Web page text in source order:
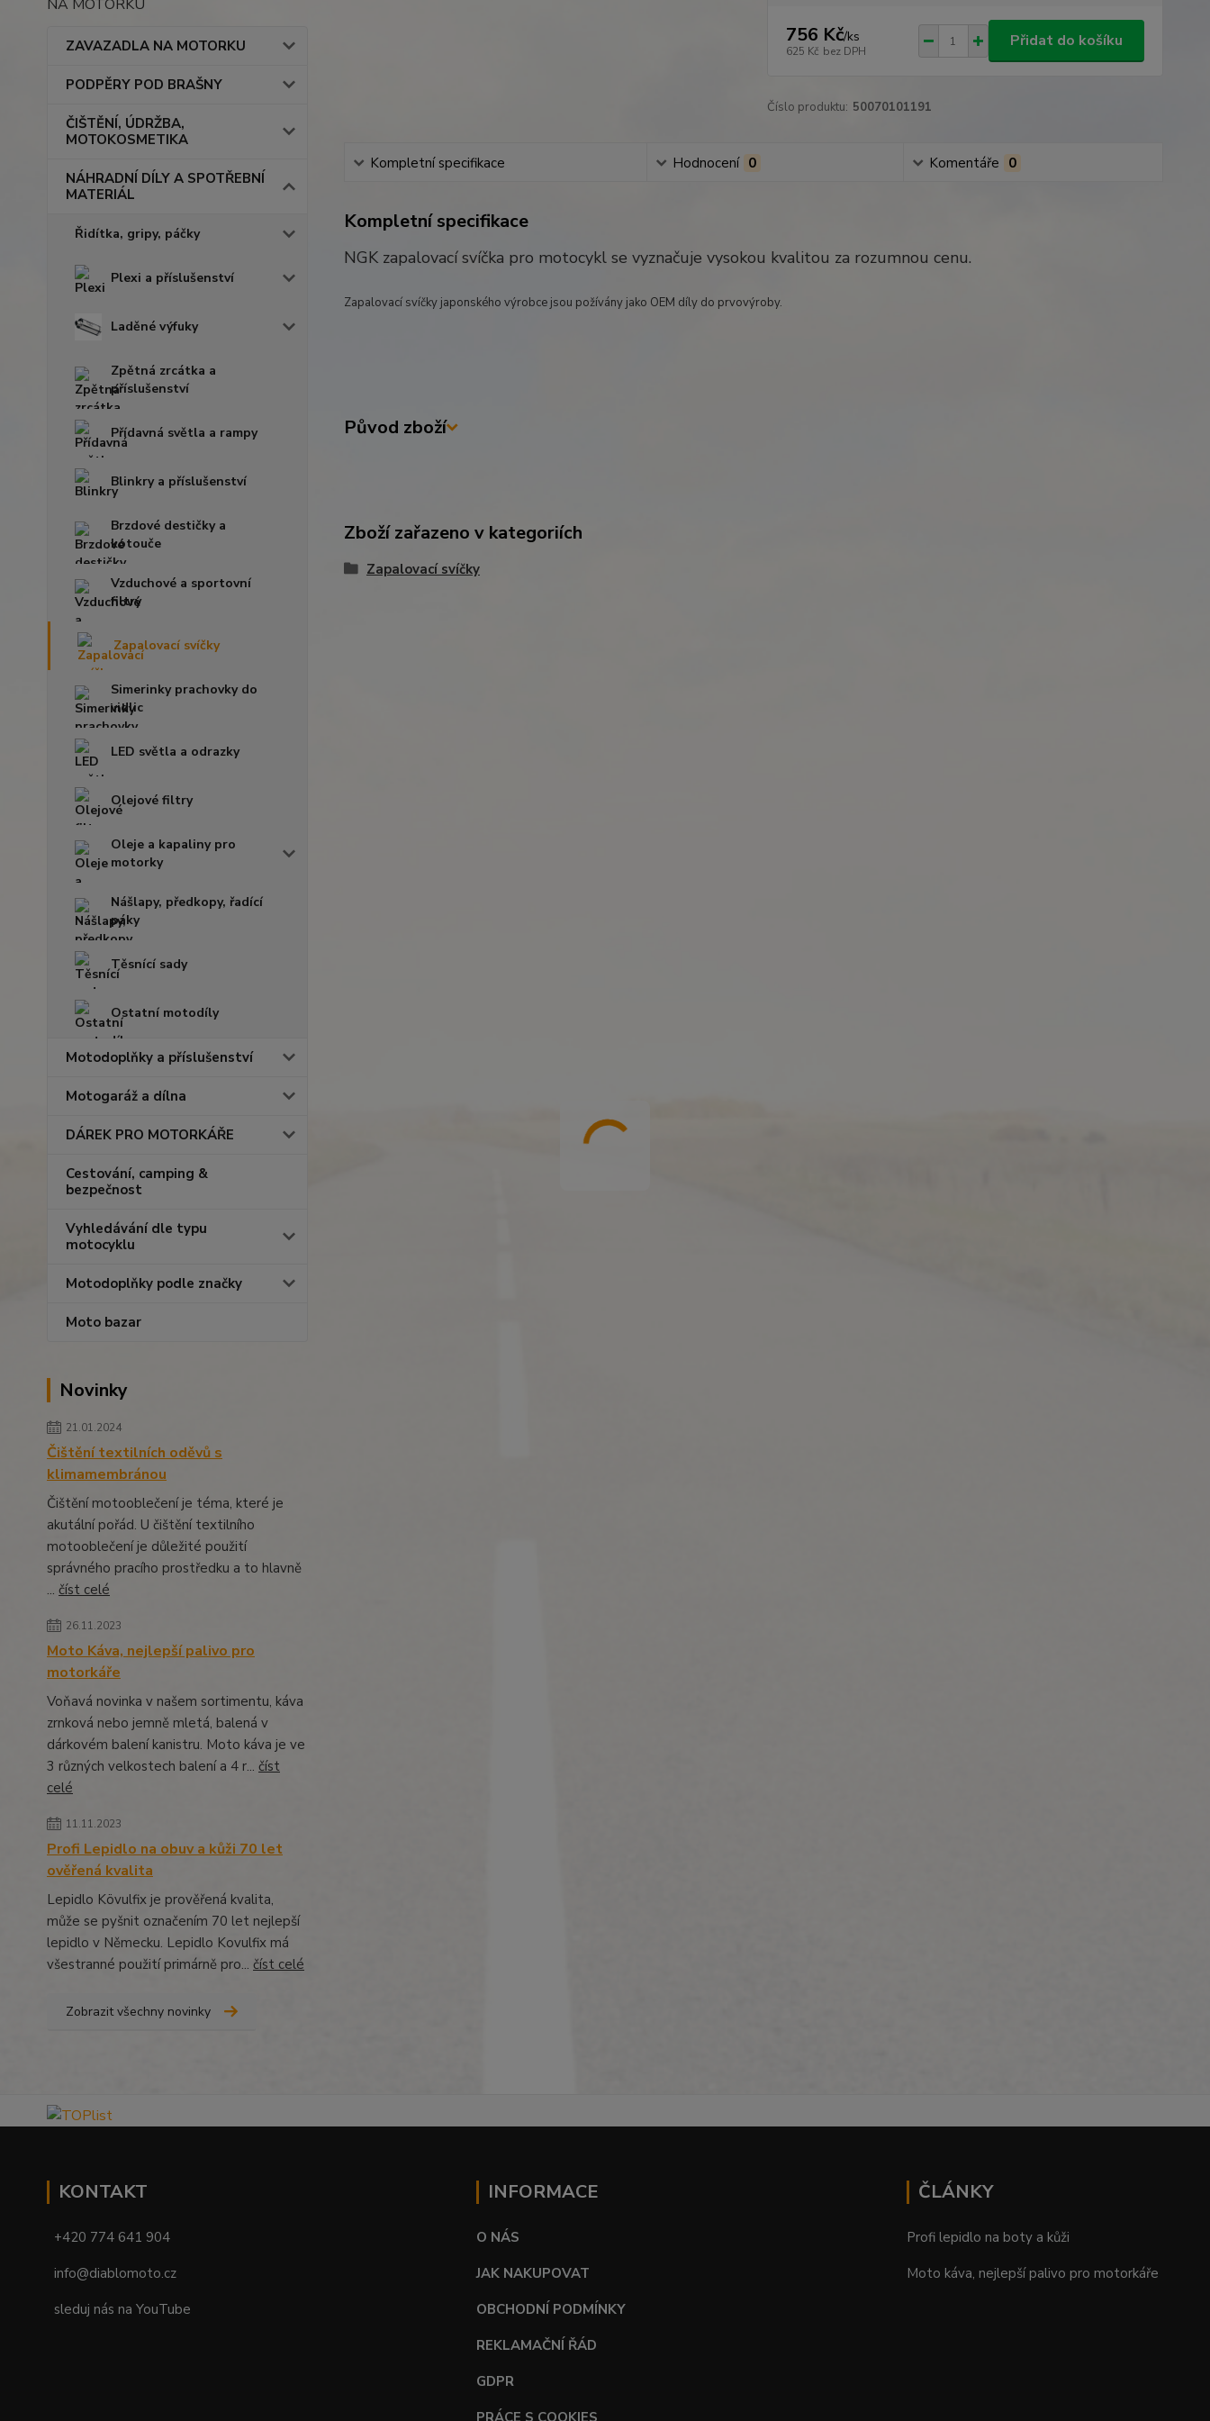
NA MOTORKU
ZAVAZADLA NA MOTORKU
PODPĚRY POD BRAŠNY
ČIŠTĚNÍ, ÚDRŽBA,
MOTOKOSMETIKA
NÁHRADNÍ DÍLY A SPOTŘEBNÍ
MATERIÁL
Řidítka, gripy, páčky
Plexi a příslušenství
Laděné výfuky
Zpětná zrcátka a
příslušenství
Přídavná světla a rampy
Blinkry a příslušenství
Brzdové destičky a
kotouče
Vzduchové a sportovní
filtry
Zapalovací svíčky
Simerinky prachovky do
vidlic
LED světla a odrazky
Olejové filtry
Oleje a kapaliny pro
motorky
Nášlapy, předkopy, řadící
páky
Těsnící sady
Ostatní motodíly
Motodoplňky a příslušenství
Motogaráž a dílna
DÁREK PRO MOTORKÁŘE
Cestování, camping &
bezpečnost
Vyhledávání dle typu
motocyklu
Motodoplňky podle značky
Moto bazar
Novinky
21.01.2024
Čištění textilních oděvů s
klimamembránou
Čištění motooblečení je téma, které je
akutální pořád. U čištění textilního
motooblečení je důležité použití
správného pracího prostředku a to hlavně
... číst celé
26.11.2023
Moto Káva, nejlepší palivo pro
motorkáře
Voňavá novinka v našem sortimentu, káva
zrnková nebo jemně mletá, balená v
dárkovém balení kanistru. Moto káva je ve
3 různých velkostech balení a 4 r... číst
celé
11.11.2023
Profi Lepidlo na obuv a kůži 70 let
ověřená kvalita
Lepidlo Kövulfix je prověřená kvalita,
může se pyšnit označením 70 let nejlepší
lepidlo v Německu. Lepidlo Kovulfix má
všestranné použití primárně pro... číst celé
Zobrazit všechny novinky
756 Kč/ks
625 Kč bez DPH
Přidat do košíku
Číslo produktu: 50070101191
Kompletní specifikace Hodnocení 0 Komentáře 0
Kompletní specifikace
NGK zapalovací svíčka pro motocykl se vyznačuje vysokou kvalitou za rozumnou cenu.
Zapalovací svíčky japonského výrobce jsou požívány jako OEM díly do prvovýroby.
Původ zboží
Zboží zařazeno v kategoriích
Zapalovací svíčky
KONTAKT
+420 774 641 904
info@diablomoto.cz
sleduj nás na YouTube
INFORMACE
O NÁS
JAK NAKUPOVAT
OBCHODNÍ PODMÍNKY
REKLAMAČNÍ ŘÁD
GDPR
ČLÁNKY
Profi lepidlo na boty a kůži
Moto káva, nejlepší palivo pro motorkáře